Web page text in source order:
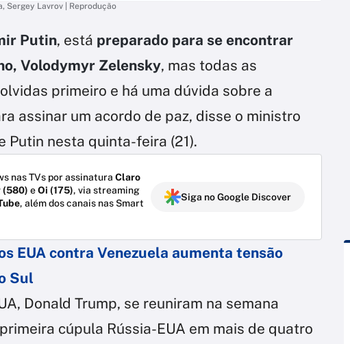
Sergey Lavrov | Reprodução
Putin, está preparado para se encontrar
Volodymyr Zelensky, mas todas as
primeiro e há uma dúvida sobre a
assinar um acordo de paz, disse o ministro
Putin nesta quinta-feira (21).
nas TVs por assinatura Claro
(580) eOi (175), via streaming
, além dos canais nas Smart
Siga no Google Discover
EUA contra Venezuela aumenta tensão
Sul
Donald Trump, se reuniram na semana
cúpula Rússia-EUA em mais de quatro